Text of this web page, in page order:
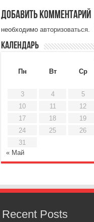
Добавить комментарий
необходимоавторизоваться.
Календарь
Пн
Вт Ср
3
4 5
10
11 12
17
18 19
24
25 26
31
« Май
Recent Posts